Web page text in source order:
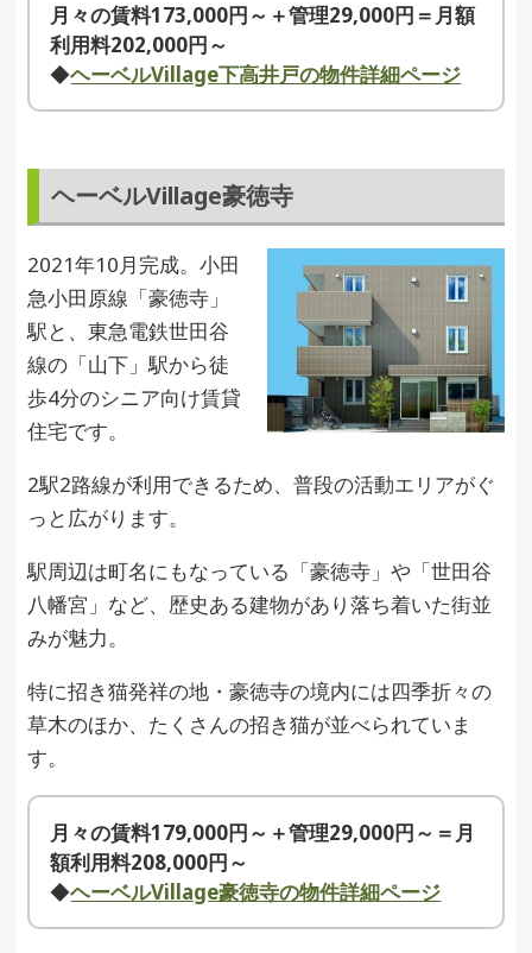
月々の賃料173,000円～＋管理29,000円＝月額
利用料202,000円～
◆ヘーベルVillage下高井戸の物件詳細ページ
ヘーベルVillage豪徳寺
2021年10月完成。小田
急小田原線「豪徳寺」
駅と、東急電鉄世田谷
線の「山下」駅から徒
歩4分のシニア向け賃貸
住宅です。
2駅2路線が利用できるため、普段の活動エリアがぐ
っと広がります。
駅周辺は町名にもなっている「豪徳寺」や「世田谷
八幡宮」など、歴史ある建物があり落ち着いた街並
みが魅力。
特に招き猫発祥の地・豪徳寺の境内には四季折々の
草木のほか、たくさんの招き猫が並べられていま
す。
月々の賃料179,000円～＋管理29,000円～＝月
額利用料208,000円～
◆ヘーベルVillage豪徳寺の物件詳細ページ